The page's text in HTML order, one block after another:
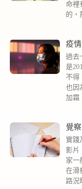
命裡
的，
疫
過去
是
不得
也因
加霜
覺
實踐
影片
家一
在滑
路況